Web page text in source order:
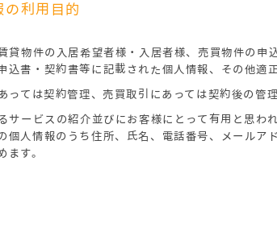
利用目的
貸物件の入居希望者様・入居者様、売買物件の申
込書・契約書等に記載された個人情報、その他適
ては契約管理、売買取引にあっては契約後の管
サービスの紹介並びにお客様にとって有用と思わ
個人情報のうち住所、氏名、電話番号、メールア
ます。